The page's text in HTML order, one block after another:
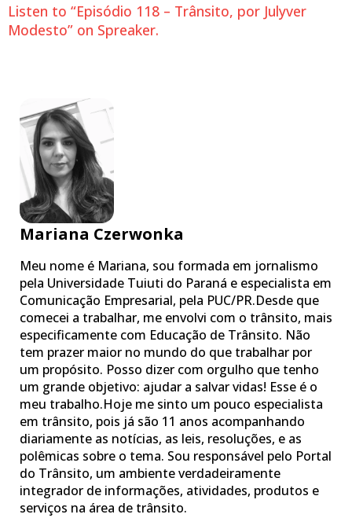
Listen to “Episódio 118 – Trânsito, por Julyver
Modesto” on Spreaker.
Mariana Czerwonka
Meu nome é Mariana, sou formada em jornalismo
pela Universidade Tuiuti do Paraná e especialista em
Comunicação Empresarial, pela PUC/PR.Desde que
comecei a trabalhar, me envolvi com o trânsito, mais
especificamente com Educação de Trânsito. Não
tem prazer maior no mundo do que trabalhar por
um propósito. Posso dizer com orgulho que tenho
um grande objetivo: ajudar a salvar vidas! Esse é o
meu trabalho.Hoje me sinto um pouco especialista
em trânsito, pois já são 11 anos acompanhando
diariamente as notícias, as leis, resoluções, e as
polêmicas sobre o tema. Sou responsável pelo Portal
do Trânsito, um ambiente verdadeiramente
integrador de informações, atividades, produtos e
serviços na área de trânsito.